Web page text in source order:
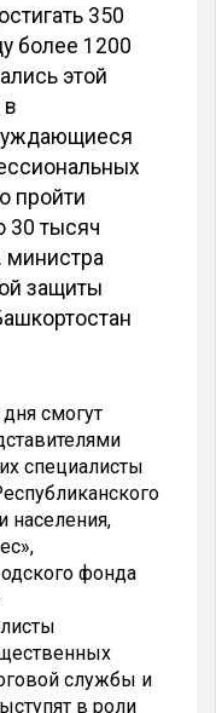
350
более 1200
этой
пройти
30 тысяч
министра
защиты
смогут
специалисты
населения,
фонда
службы и
в роли